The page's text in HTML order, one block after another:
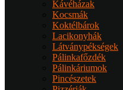
Kávéházak
Kocsmák
Koktélbárok
Lacikonyhák
Látványpékségek
Pálinkafőzdék
Pálinkáriumok
Pincészetek